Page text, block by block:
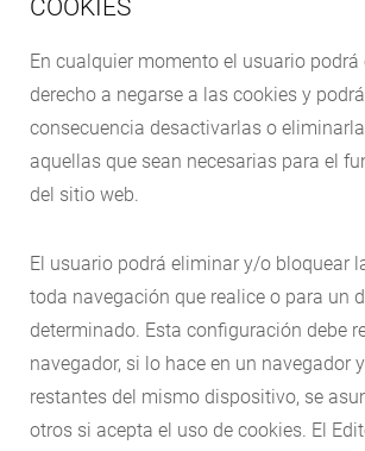
COOKIES
En cualquier momento el usuario podrá
derecho a negarse a las cookies y
consecuencia desactivarlas o
aquellas que sean necesarias para el
del sitio web.
El usuario podrá eliminar y/o bloquear
toda navegación que realice o para un
determinado. Esta configuración debe
navegador, si lo hace en un navegador
restantes del mismo dispositivo, se
otros si acepta el uso de cookies. El